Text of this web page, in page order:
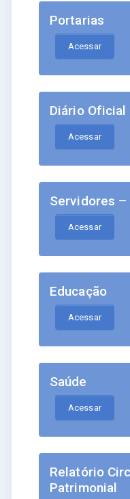
Portarias
Acessar
Diário
Acessar
Servidores
Acessar
Educação
Acessar
Saúde
Acessar
Relatório
Patrimonial